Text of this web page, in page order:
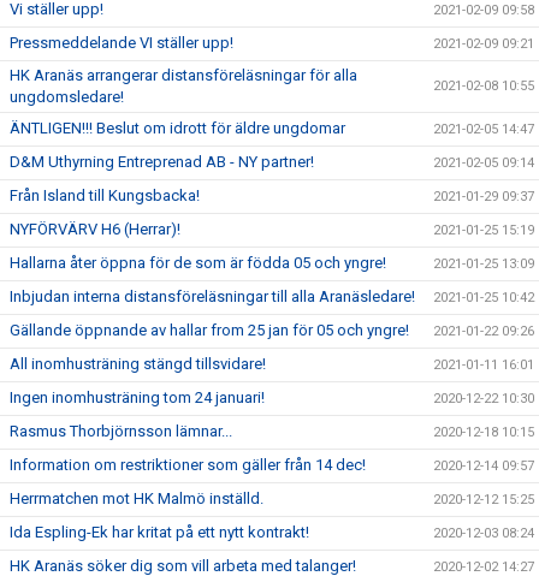
Vi ställer upp! 2021-02-09 09:58
Pressmeddelande VI ställer upp! 2021-02-09 09:21
HK Aranäs arrangerar distansföreläsningar för alla
ungdomsledare!
2021-02-08 10:55
ÄNTLIGEN!!! Beslut om idrott för äldre ungdomar 2021-02-05 14:47
D&M Uthyrning Entreprenad AB - NY partner! 2021-02-05 09:14
Från Island till Kungsbacka! 2021-01-29 09:37
NYFÖRVÄRV H6 (Herrar)! 2021-01-25 15:19
Hallarna åter öppna för de som är födda 05 och yngre! 2021-01-25 13:09
Inbjudan interna distansföreläsningar till alla Aranäsledare! 2021-01-25 10:42
Gällande öppnande av hallar from 25 jan för 05 och yngre! 2021-01-22 09:26
All inomhusträning stängd tillsvidare! 2021-01-11 16:01
Ingen inomhusträning tom 24 januari! 2020-12-22 10:30
Rasmus Thorbjörnsson lämnar... 2020-12-18 10:15
Information om restriktioner som gäller från 14 dec! 2020-12-14 09:57
Herrmatchen mot HK Malmö inställd. 2020-12-12 15:25
Ida Espling-Ek har kritat på ett nytt kontrakt! 2020-12-03 08:24
HK Aranäs söker dig som vill arbeta med talanger! 2020-12-02 14:27